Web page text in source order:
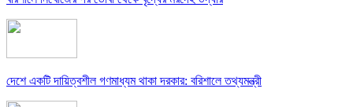
দেশে একটি দায়িত্বশীল গণমাধ্যম থাকা দরকার: বরিশালে তথ্যমন্ত্রী